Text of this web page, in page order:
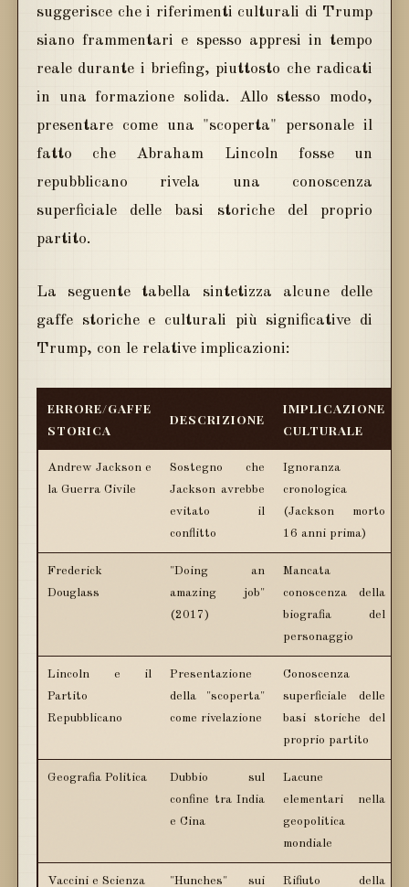
suggerisce che i riferimenti culturali di Trump
siano frammentari e spesso appresi in tempo
reale durante i briefing, piuttosto che radicati
in una formazione solida. Allo stesso modo,
presentare come una "scoperta" personale il
fatto che Abraham Lincoln fosse un
repubblicano rivela una conoscenza
superficiale delle basi storiche del proprio
partito.
La seguente tabella sintetizza alcune delle
gaffe storiche e culturali più significative di
Trump, con le relative implicazioni:
ERRORE/GAFFE
STORICA
DESCRIZIONE
IMPLICAZIONE
CULTURALE
Andrew Jackson e
la Guerra Civile
Sostegno che
Jackson avrebbe
evitato il
conflitto
Ignoranza
cronologica
(Jackson morto
16 anni prima)
Frederick
Douglass
"Doing an
amazing job"
(2017)
Mancata
conoscenza della
biografia del
personaggio
Lincoln e il
Partito
Repubblicano
Presentazione
della "scoperta"
come rivelazione
Conoscenza
superficiale delle
basi storiche del
proprio partito
Geografia Politica
Dubbio sul
confine tra India
e Cina
Lacune
elementari nella
geopolitica
mondiale
Vaccini e Scienza "Hunches" sui Rifiuto della